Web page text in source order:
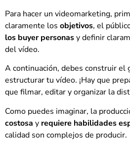
Para hacer un videomarketing,
claramente los objetivos, el
los buyer personasy definir
del vídeo.
A continuación, debes construir el
estructurar tu vídeo. ¡Hay que
que filmar, editar y organizar la
Como puedes imaginar, la
costosa y requiere habilidades
calidad son complejos de producir.